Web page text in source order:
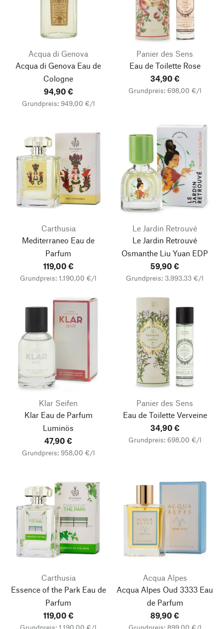
Acqua di Genova
Acqua di Genova Eau de
Cologne
94,90 €
Grundpreis: 949,00 €/l
Panier des Sens
Eau de Toilette Rose
34,90 €
Grundpreis: 698,00 €/l
Carthusia
Mediterraneo Eau de
Parfum
119,00 €
Grundpreis: 1.190,00 €/l
Le Jardin Retrouvé
Le Jardin Retrouvé
Osmanthe Liu Yuan EDP
59,90 €
Grundpreis: 3.993,33 €/l
Klar Seifen
Klar Eau de Parfum
Luminös
47,90 €
Grundpreis: 958,00 €/l
Panier des Sens
Eau de Toilette Verveine
34,90 €
Grundpreis: 698,00 €/l
Carthusia
Essence of the Park Eau de
Parfum
119,00 €
Grundpreis: 1.190,00 €/l
Acqua Alpes
Acqua Alpes Oud 3333 Eau
de Parfum
89,90 €
Grundpreis: 899,00 €/l